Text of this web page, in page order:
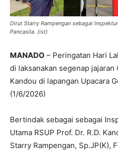
Dirut Starry Rampengan sebagai
Pancasila. (ist)
MANADO – Peringatan Hari
di laksanakan segenap jajaran
Kandou di lapangan Upacara
(1/6/2026)
‎Bertindak sebagai sebagai
Utama RSUP Prof. Dr. R.D.
Starry Rampengan, Sp.JP(K),